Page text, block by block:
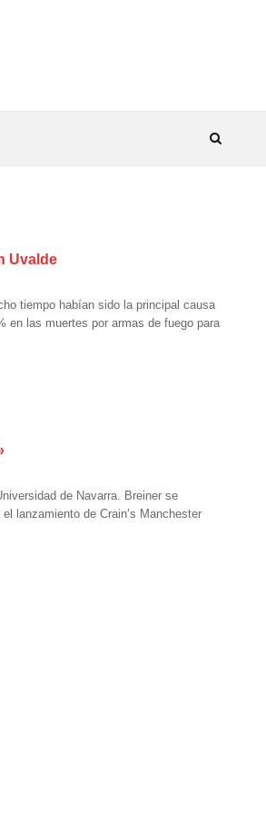
Uvalde
tiempo habían sido la principal causa
en las muertes por armas de fuego para
de Navarra. Breiner se
lanzamiento de Crain’s Manchester